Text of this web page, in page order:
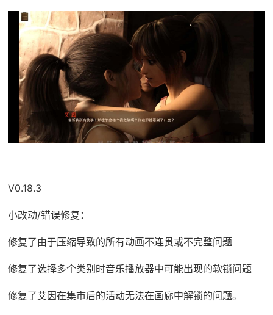
V0.18.3
小改动/错误修复：
修复了由于压缩导致的所有动画不连贯或不完整问题
修复了选择多个类别时音乐播放器中可能出现的软锁问题
修复了艾因在集市后的活动无法在画廊中解锁的问题。